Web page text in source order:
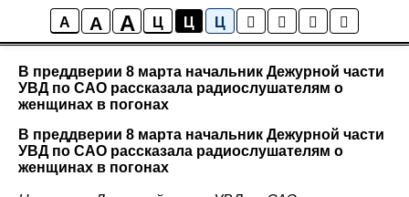
A A A Ц Ц Ц
Новости района Коптево
В преддверии 8 марта начальник Дежурной части
УВД по САО рассказала радиослушателям о
женщинах в погонах
В преддверии 8 марта начальник Дежурной части
УВД по САО рассказала радиослушателям о
женщинах в погонах